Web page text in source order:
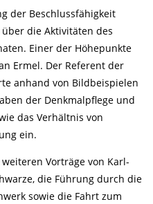
der Beschlussfähigkeit
die Aktivitäten des
Einer der Höhepunkte
Ermel. Der Referent der
anhand von Bildbeispielen
der Denkmalpflege und
das Verhältnis von
ein.
Vorträge von Karl-
die Führung durch die
sowie die Fahrt zum